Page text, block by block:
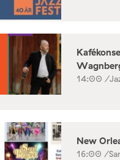
14:00 /
New
16:00 /